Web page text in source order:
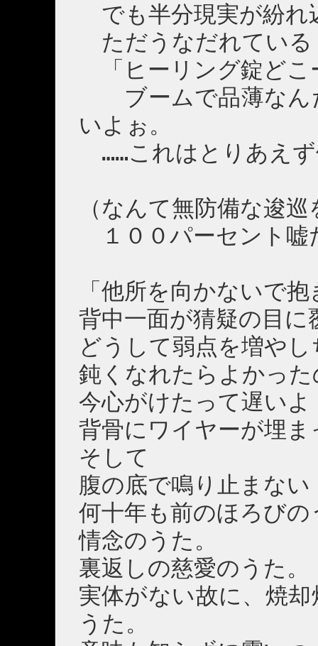
でも半分現実が紛れ
ただうなだれている
「ヒーリング錠どこ
ブームで品薄なん
いよぉ。
……これはとりあえ
（なんて無防備な逡
１００パーセント嘘
「他所を向かないで
背中一面が猜疑の目
どうして弱点を増や
鈍くなれたらよかった
今心がけたって遅いよ
背骨にワイヤーが埋
そして
腹の底で鳴り止まない
何十年も前のほろびの
情念のうた。
裏返しの慈愛のうた。
実体がない故に、焼
うた。